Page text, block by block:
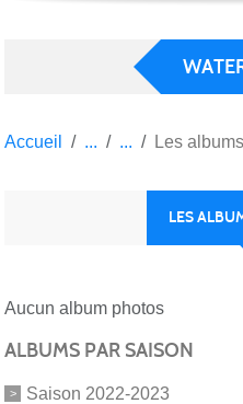
Accueil Les
LES
Aucun album photos
ALBUMS PAR SAISON
Saison 2022-2023